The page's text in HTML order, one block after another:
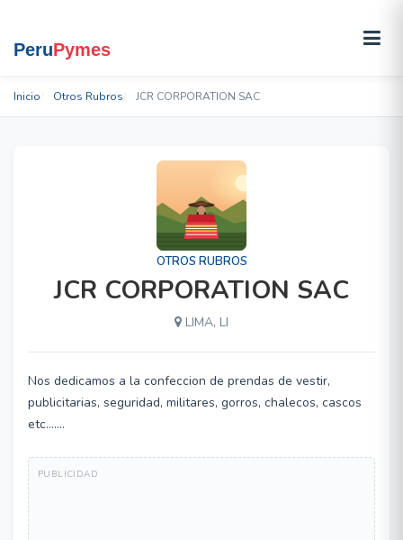
Inicio Otros Rubros JCR CORPORATION SAC
OTROS RUBROS
JCR CORPORATION SAC
LIMA, LI
Nos dedicamos a la confeccion de prendas de vestir,
publicitarias, seguridad, militares, gorros, chalecos, cascos
etc.......